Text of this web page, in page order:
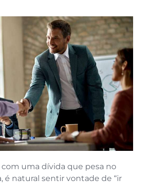
uma dívida que pesa no
é natural sentir vontade de “ir